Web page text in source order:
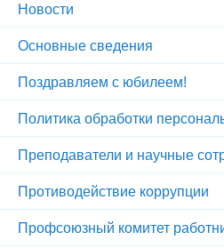
Новости
Основные сведения
Поздравляем с юбилеем!
Политика обработки
Преподаватели и научные
Противодействие коррупции
Профсоюзный комитет